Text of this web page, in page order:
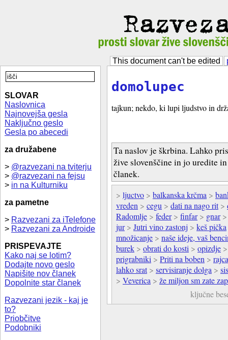
This document can't be edited
SLOVAR
Naslovnica
Najnovejša gesla
Naključno geslo
Gesla po abecedi
za družabene
> @razvezani na tviterju
> @razvezani na fejsu
> in na Kulturniku
za pametne
> Razvezani za iTelefone
> Razvezani za Androide
PRISPEVAJTE
Kako naj se lotim?
Dodajte novo geslo
Napišite nov članek
Dopolnite star članek
Razvezani jezik - kaj je
to?
Priobčitve
Podobniki
domolupec
tajkun; nekdo, ki lupi ljudstvo in
Ta naslov je škrbina. Lahko
žive slovenščine in jo uredite
članek.
> ljuctvo > balkanska krčma >
vreden > cegu > dati na nago rit>
Radomlje > feder> finfar> gnar
jur> Jutri vino zastonj > keš pička
množicanje > naše ideje, vaš
burek > obrati do kosti > opizdje
prigrabniki > Priti na boben >
lahko srat> servisiranje dolga >
> Veverica > že miljon sm zate
ključne